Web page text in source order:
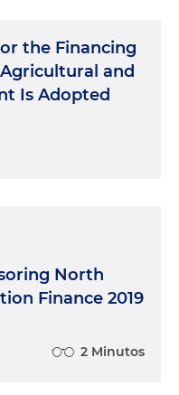
the Financing
and
Is Adopted
North
Finance 2019
2 Minutos